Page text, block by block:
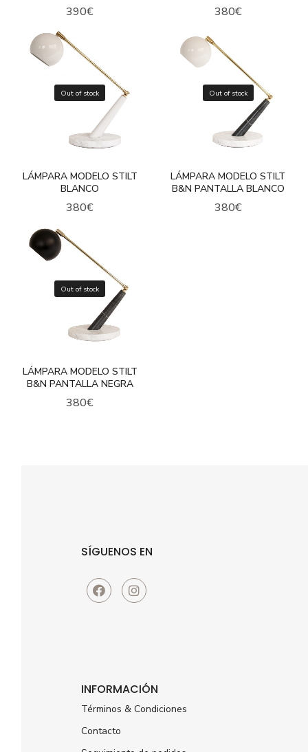
390€ 380€
Out of stock
LÁMPARA MODELO STILT
BLANCO
380€
Out of stock
LÁMPARA MODELO STILT
B&N PANTALLA BLANCO
380€
Out of stock
LÁMPARA MODELO STILT
B&N PANTALLA NEGRA
380€
SÍGUENOS EN
INFORMACIÓN
Términos & Condiciones
Contacto